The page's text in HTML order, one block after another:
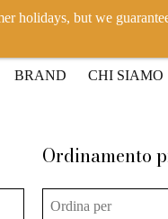
BRAND CHI SIAMO
Ordinamento
Ordinamento
Ordinamento prodotti
Ordinamento prodotti
holidays, but we